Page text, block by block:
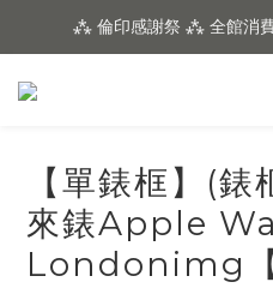
⁂ 倫印感謝祭 ⁂ 全館消
【單錶框】(
來錶Apple
Londonimg【